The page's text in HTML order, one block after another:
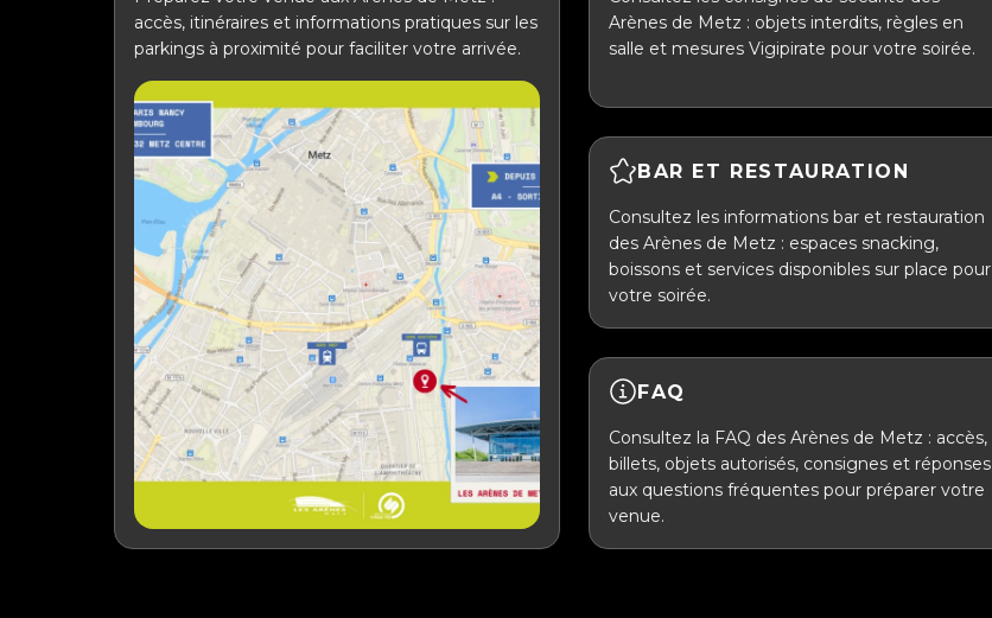
accès, itinéraires et informations pratiques sur les
parkings à proximité pour faciliter votre arrivée.
Arènes de Metz : objets interdits, règles en
salle et mesures Vigipirate pour votre soirée.
BAR ET RESTAURATION
Consultez les informations bar et restauration
des Arènes de Metz : espaces snacking,
boissons et services disponibles sur place pour
votre soirée.
FAQ
Consultez la FAQ des Arènes de Metz : accès,
billets, objets autorisés, consignes et réponses
aux questions fréquentes pour préparer votre
venue.